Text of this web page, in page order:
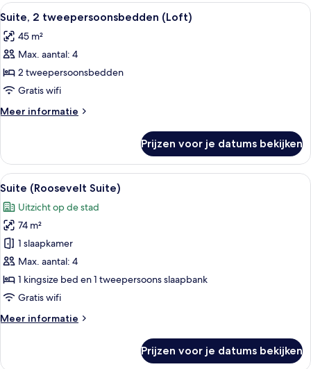
tweepersoonsbedden
Building)
Alle
foto's
voor
Suite,
2
tweepersoonsbedden
(Loft)
laden
Een hotelkamer met een bed, een
5
Suite, 2 tweepersoonsbedden (Loft)
45 m²
Max. aantal: 4
2 tweepersoonsbedden
Gratis wifi
Meer informatie
Meer
2
tweepersoonsbedden
(Loft)
Prijzen voor je datums bekijken
Alle
foto's
voor
Suite
(Roosevelt
Suite)
laden
Een goed verlichte woonkamer met
9
Suite (Roosevelt Suite)
Uitzicht op de stad
74 m²
1 slaapkamer
Max. aantal: 4
1 kingsize bed en 1 tweepersoons slaapbank
Gratis wifi
Meer informatie
Meer
Prijzen voor je datums bekijken